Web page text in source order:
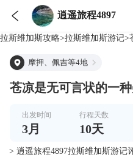
 逍遥旅程4897
拉斯维加斯攻略>拉斯维加斯游记>
摩押、佩吉等4地
苍凉是无可言状的一
出发时间
3月
行程天数
10天
> 逍遥旅程4897拉斯维加斯游记